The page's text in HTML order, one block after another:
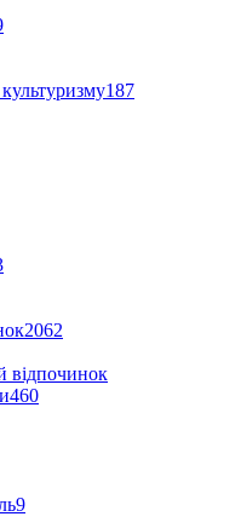
187
2062
відпочинок
460
9